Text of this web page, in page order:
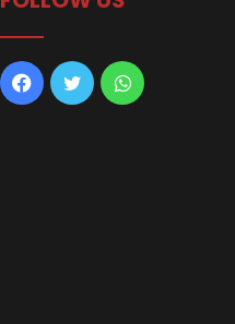
Facebook
TwitterWhatsApp